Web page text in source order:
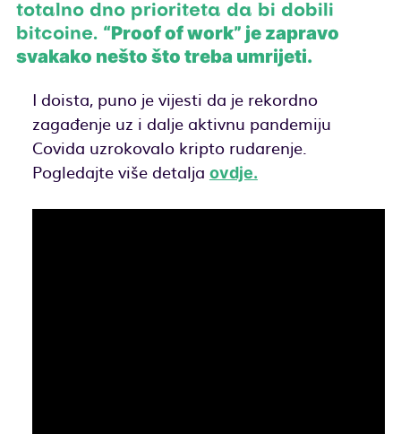
totalno dno prioriteta da bi dobili
bitcoine. “Proof of work” je zapravo
svakako nešto što treba umrijeti.
I doista, puno je vijesti da je rekordno
zagađenje uz i dalje aktivnu pandemiju
Covida uzrokovalo kripto rudarenje.
Pogledajte više detalja ovdje.